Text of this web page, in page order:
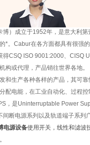
相关产品
博）成立于1952年，是意大利
*。Cabur在各方面都具有很强
得CSQ ISO 9001:2000、CISQ
构或代理，产品销往世界各地。
和生产各种各样的产品，其可
配电能，在工业自动化、过程
，是Uninterruptable Power
间断电源系列以及轨道端子系列
电源设备使用开关，线性和滤波